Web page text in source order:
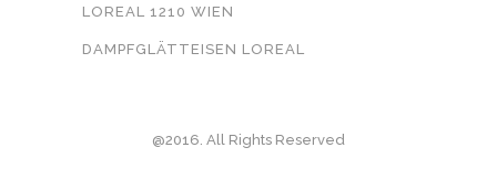
LOREAL 1210 WIEN
DAMPFGLÄTTEISEN LOREAL
@2016. All Rights Reserved